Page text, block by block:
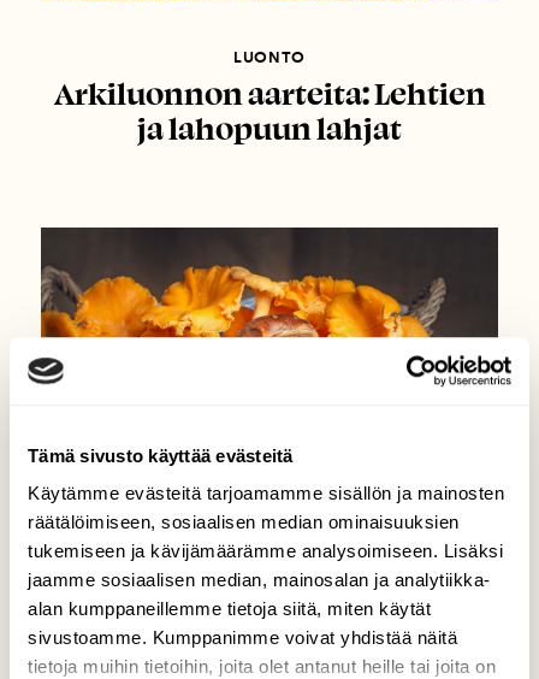
Tämä sivusto käyttää evästeitä
Käytämme evästeitä tarjoamamme sisällön ja mainosten
räätälöimiseen, sosiaalisen median ominaisuuksien
tukemiseen ja kävijämäärämme analysoimiseen. Lisäksi
jaamme sosiaalisen median, mainosalan ja analytiikka-
alan kumppaneillemme tietoja siitä, miten käytät
sivustoamme. Kumppanimme voivat yhdistää näitä
tietoja muihin tietoihin, joita olet antanut heille tai joita on
LUONTO
Arkiluonnon aarteita: Lehtien
ja lahopuun lahjat
Tilaajille | SIENET
Metsäsienet sisältävät monia
terveellisiä ainesosia